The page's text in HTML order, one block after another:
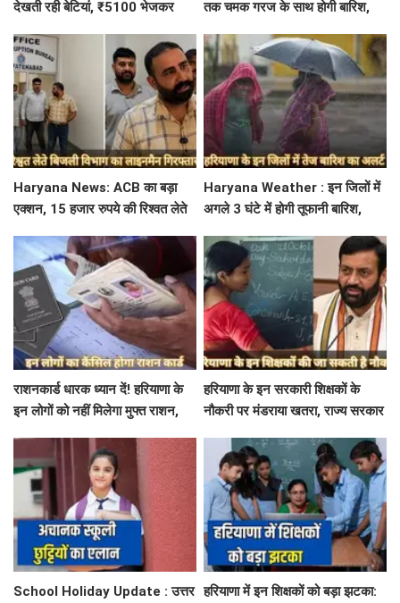
देखती रही बेटियां, ₹5100 भेजकर
तक चमक गरज के साथ होगी बारिश,
Haryana News: ACB का बड़ा
एक्शन, 15 हजार रुपये की रिश्वत लेते
Haryana Weather : इन जिलों में
अगले 3 घंटे में होगी तूफानी बारिश,
राशनकार्ड धारक ध्यान दें! हरियाणा के
इन लोगों को नहीं मिलेगा मुफ्त राशन,
हरियाणा के इन सरकारी शिक्षकों के
नौकरी पर मंडराया खतरा, राज्य सरकार
School Holiday Update : उत्तर हरियाणा में इन शिक्षकों को बड़ा झटका: